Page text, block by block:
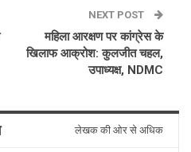
NEXT POST
महिला आरक्षण पर कांग्रेस के
खिलाफ आक्रोश: कुलजीत चहल,
उपाध्यक्ष, NDMC
लेखक की ओर से अधिक